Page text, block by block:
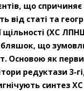
що
від статі та
щільності (ХС
бляшок, що
Основою як
редуктази 3-
синтез ХС